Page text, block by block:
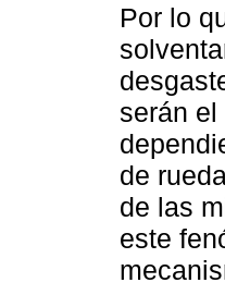
Por lo
serán
de
de las
este